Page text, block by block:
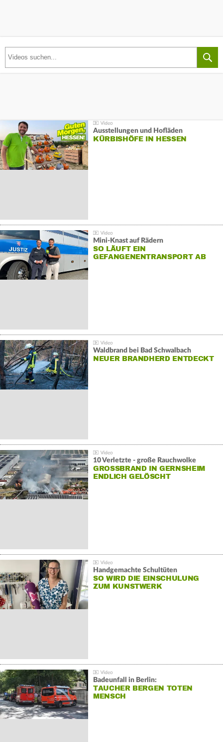
Ausstellungen und Hofläden
KÜRBISHÖFE IN HESSEN
Mini-Knast auf Rädern
SO LÄUFT EIN
GEFANGENENTRANSPORT AB
Waldbrand bei Bad Schwalbach
NEUER BRANDHERD ENTDECKT
10 Verletzte - große Rauchwolke
GROSSBRAND IN GERNSHEIM E
NDLICH GELÖSCHT
Handgemachte Schultüten
SO WIRD DIE EINSCHULUNG
ZUM KUNSTWERK
Badeunfall in Berlin:
TAUCHER BERGEN TOTEN
MENSCH